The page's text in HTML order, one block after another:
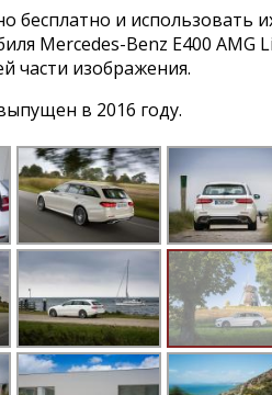
бесплатно и использовать
Mercedes-Benz E400 AMG
части изображения.
в 2016 году.